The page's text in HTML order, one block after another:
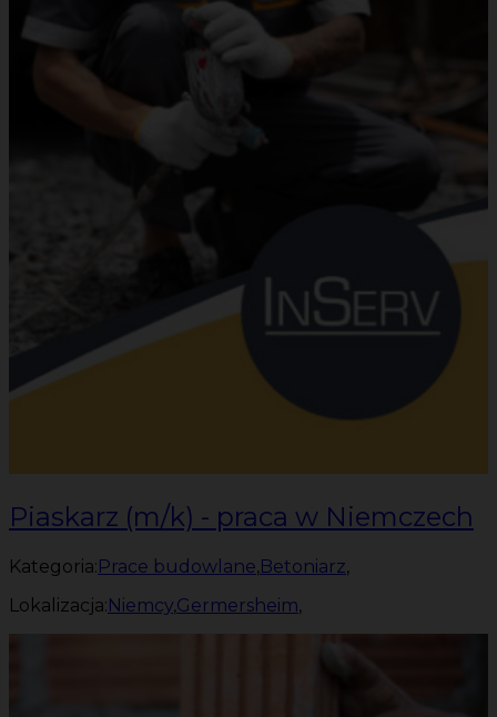
Piaskarz (m/k) - praca w Niemczech
Kategoria: Prace budowlane,Betoniarz,
Lokalizacja: Niemcy,Germersheim,